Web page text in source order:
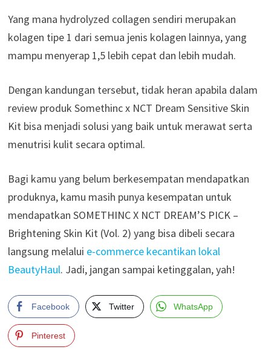
Yang mana hydrolyzed collagen sendiri merupakan
kolagen tipe 1 dari semua jenis kolagen lainnya, yang
mampu menyerap 1,5 lebih cepat dan lebih mudah.
Dengan kandungan tersebut, tidak heran apabila dalam
review produk Somethinc x NCT Dream Sensitive Skin
Kit bisa menjadi solusi yang baik untuk merawat serta
menutrisi kulit secara optimal.
Bagi kamu yang belum berkesempatan mendapatkan
produknya, kamu masih punya kesempatan untuk
mendapatkan SOMETHINC X NCT DREAM’S PICK –
Brightening Skin Kit (Vol. 2) yang bisa dibeli secara
langsung melalui e-commerce kecantikan lokal
BeautyHaul. Jadi, jangan sampai ketinggalan, yah!
Facebook Twitter WhatsApp
Pinterest